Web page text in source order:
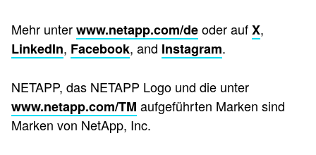
Mehr unterwww.netapp.com/deoder aufX,
LinkedIn, Facebook, and Instagram.
NETAPP, das NETAPP Logo und die unter
www.netapp.com/TM aufgeführten Marken sind
Marken von NetApp, Inc.